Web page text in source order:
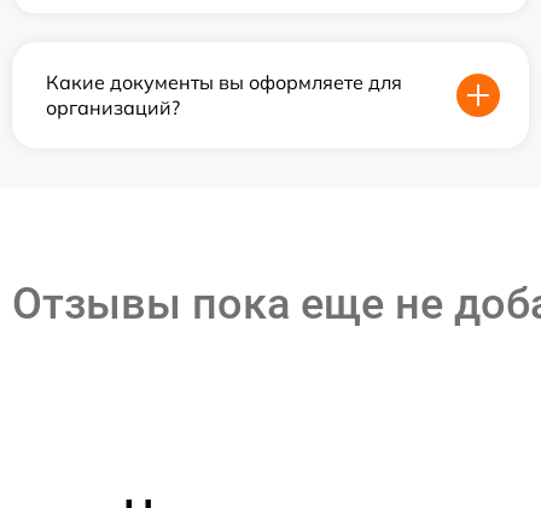
Какие документы вы оформляете для
организаций?
Отзывы пока еще не